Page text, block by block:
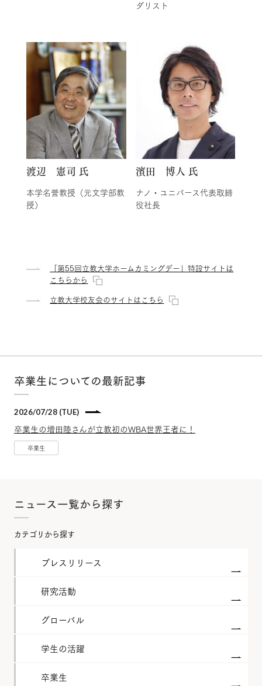
ダリスト
渡辺 憲司 氏
本学名誉教授（元文学部教
授）
濱田 博人 氏
ナノ・ユニバース代表取締
役社長
「第55回立教大学ホームカミングデー」特設サイトは
こちらから
立教大学校友会のサイトはこちら
卒業生についての最新記事
2026/07/28 (TUE)
卒業生の増田陸さんが立教初のWBA世界王者に！
卒業生
ニュース一覧から探す
カテゴリから探す
プレスリリース
研究活動
グローバル
学生の活躍
卒業生